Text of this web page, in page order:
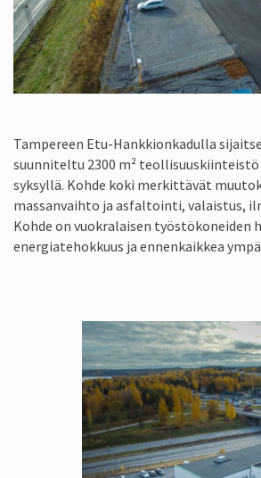
Tampereen Etu-Hankkionkadulla
suunniteltu 2300 m²
syksyllä. Kohde koki merkittävät
massanvaihto ja asfaltointi, valaistus,
Kohde on vuokralaisen
energiatehokkuus ja ennenkaikkea